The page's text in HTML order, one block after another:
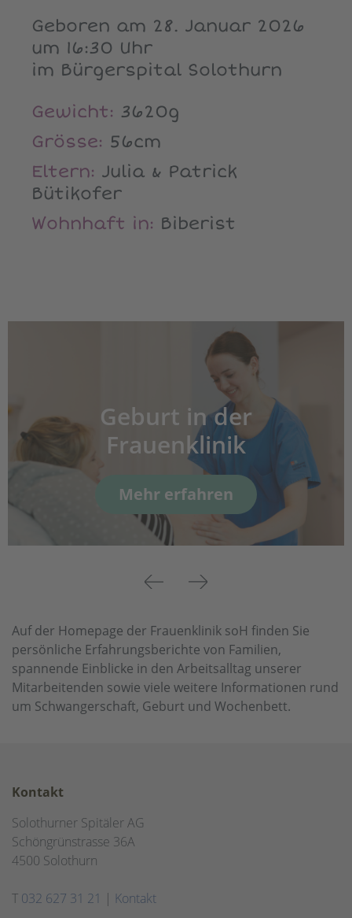
Geboren am 28. Januar 2026
um 16:30 Uhr
im Bürgerspital Solothurn
Gewicht: 3620g
Grösse: 56cm
Eltern: Julia & Patrick
Bütikofer
Wohnhaft in: Biberist
Previous
Geburt in der
Frauenklinik
Mehr erfahren
Next
Auf der Homepage der Frauenklinik soH finden Sie
persönliche Erfahrungsberichte von Familien,
spannende Einblicke in den Arbeitsalltag unserer
Mitarbeitenden sowie viele weitere Informationen rund
um Schwangerschaft, Geburt und Wochenbett.
Kontakt
Solothurner Spitäler AG
Schöngrünstrasse 36A
4500 Solothurn
T 032 627 31 21 | Kontakt